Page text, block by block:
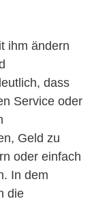
ihm ändern
dass
Service oder
Geld zu
oder einfach
In dem
die